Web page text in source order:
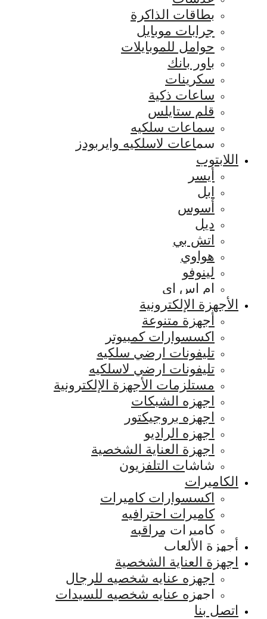
بطاقات الذاكرة
جرابات موبايل
حوامل للموبايلات
باور بانك
سكرينات
ساعات ذكية
قلم ستايلس
سماعات سلكيه
سماعات لاسلكيه وايربودز
اللابتوب
أيسر
ابل
أسوس
ديل
اتش بي
هواوي
لينوفو
ام اس اي
الأجهزة الإلكترونية
أجهزة متنوعة
اكسسوارات كمبيوتر
تليفونات ارضي سلكيه
تليفونات ارضي لاسلكيه
مستلزمات الأجهزة الإلكترونية
اجهزه الشبكات
اجهزه بروجيكتور
اجهزه الراديو
اجهزة العناية الشخصية
شاشات التلفزيون
الكاميرات
اكسسوارات كاميرات
كاميرات احترافيه
كاميرات مراقبه
أجهزة الألعاب
اجهزة العناية الشخصية
اجهزه عنايه شخصيه للرجال
اجهزه عنايه شخصيه للسيدات
اتصل بنا